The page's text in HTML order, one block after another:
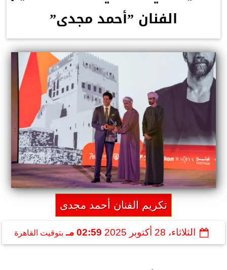
الفنان ”أحمد مجدى”
تكريم الفنان أحمد مجدى
الثلاثاء، 28 أكتوبر 2025 02:59 مـ بتوقيت القاهرة